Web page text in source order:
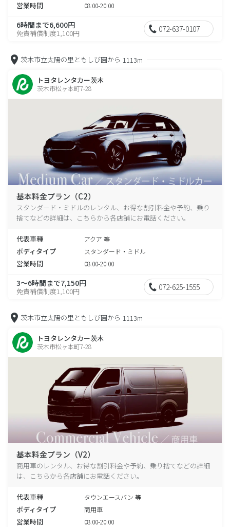
営業時間 08:00-20:00
6時間まで6,600円
免責補償制度1,100円 072-637-0107
茨木市立太陽の里ともしび園から 1113m
トヨタレンタカー茨木
茨木市松ヶ本町7-28
基本料金プラン（C2）
スタンダード・ミドルのレンタル、お得な割引料金や予約、乗り
捨てなどの詳細は、こちらから各店舗にお電話ください。
代表車種 アクア 等
ボディタイプ スタンダード・ミドル
営業時間 08:00-20:00
3～6時間まで7,150円
免責補償制度1,100円 072-625-1555
茨木市立太陽の里ともしび園から 1113m
トヨタレンタカー茨木
茨木市松ヶ本町7-28
基本料金プラン（V2）
商用車のレンタル、お得な割引料金や予約、乗り捨てなどの詳細
は、こちらから各店舗にお電話ください。
代表車種 タウンエースバン 等
ボディタイプ 商用車
営業時間 08:00-20:00